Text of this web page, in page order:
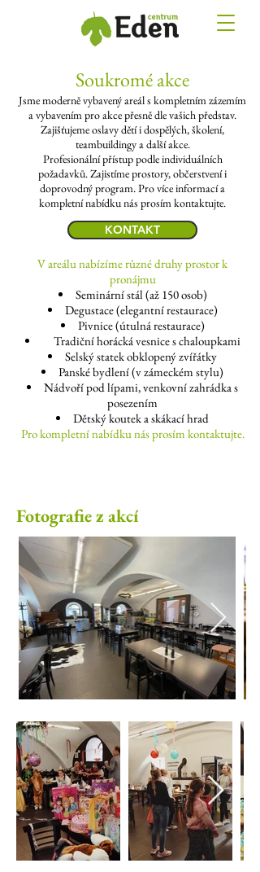
Soukromé akce
Jsme moderně vybavený areál s kompletním zázemím
a vybavením pro akce přesně dle vašich představ.
Zajišťujeme oslavy dětí i dospělých, školení,
teambuildingy a další akce.
Profesionální přístup podle individuálních
požadavků. Zajistíme prostory, občerstvení i
doprovodný program. Pro více informací a
kompletní nabídku nás prosím kontaktujte.
KONTAKT
V areálu nabízíme různé druhy prostor k
pronájmu
Seminární stál (až 150 osob)
Degustace (elegantní restaurace)
Pivnice (útulná restaurace)
Tradiční horácká vesnice s chaloupkami
Selský statek obklopený zvířátky
Panské bydlení (v zámeckém stylu)
Nádvoří pod lípami, venkovní zahrádka s
posezením
Dětský koutek a skákací hrad
Pro kompletní nabídku nás prosím kontaktujte.
Fotografie z akcí